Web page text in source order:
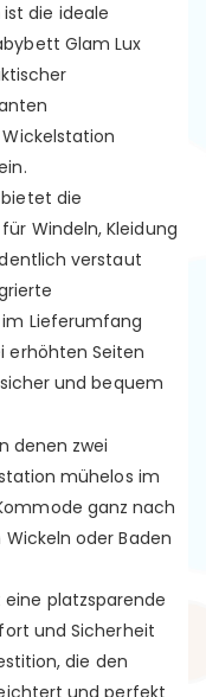
ist die ideale
Glam Lux
die
Windeln, Kleidung
verstaut
Lieferumfang
erhöhten Seiten
und bequem
denen zwei
mühelos im
ganz nach
oder Baden
platzsparende
und Sicherheit
die den